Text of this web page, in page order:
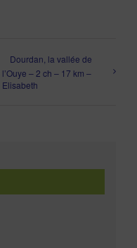
Dourdan, la vallée de
l’Ouye – 2 ch – 17 km –
Elisabeth